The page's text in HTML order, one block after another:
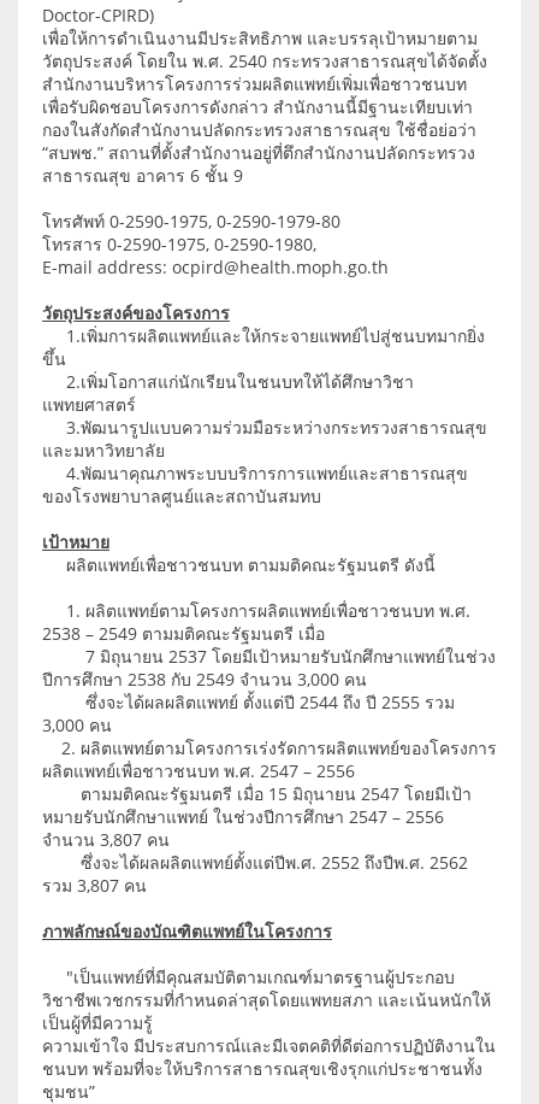
Doctor-CPIRD)
เพื่อให้การดำเนินงานมีประสิทธิภาพ และบรรลุเป้าหมายตาม
วัตถุประสงค์ โดยใน พ.ศ. 2540 กระทรวงสาธารณสุขได้จัดตั้ง
สำนักงานบริหารโครงการร่วมผลิตแพทย์เพิ่มเพื่อชาวชนบท
เพื่อรับผิดชอบโครงการดังกล่าว สำนักงานนี้มีฐานะเทียบเท่า
กองในสังกัดสำนักงานปลัดกระทรวงสาธารณสุข ใช้ชื่อย่อว่า
“สบพช.” สถานที่ตั้งสำนักงานอยู่ที่ตึกสำนักงานปลัดกระทรวง
สาธารณสุข อาคาร 6 ชั้น 9
โทรศัพท์ 0-2590-1975, 0-2590-1979-80
โทรสาร 0-2590-1975, 0-2590-1980,
E-mail address: ocpird@health.moph.go.th
วัตถุประสงค์ของโครงการ
1.เพิ่มการผลิตแพทย์และให้กระจายแพทย์ไปสู่ชนบทมากยิ่ง
ขึ้น
2.เพิ่มโอกาสแก่นักเรียนในชนบทให้ได้ศึกษาวิชา
แพทยศาสตร์
3.พัฒนารูปแบบความร่วมมือระหว่างกระทรวงสาธารณสุข
และมหาวิทยาลัย
4.พัฒนาคุณภาพระบบบริการการแพทย์และสาธารณสุข
ของโรงพยาบาลศูนย์และสถาบันสมทบ
เป้าหมาย
ผลิตแพทย์เพื่อชาวชนบท ตามมติคณะรัฐมนตรี ดังนี้
1. ผลิตแพทย์ตามโครงการผลิตแพทย์เพื่อชาวชนบท พ.ศ.
2538 – 2549 ตามมติคณะรัฐมนตรี เมื่อ
7 มิถุนายน 2537 โดยมีเป้าหมายรับนักศึกษาแพทย์ในช่วง
ปีการศึกษา 2538 กับ 2549 จำนวน 3,000 คน
ซึ่งจะได้ผลผลิตแพทย์ ตั้งแต่ปี 2544 ถึง ปี 2555 รวม
3,000 คน
2. ผลิตแพทย์ตามโครงการเร่งรัดการผลิตแพทย์ของโครงการ
ผลิตแพทย์เพื่อชาวชนบท พ.ศ. 2547 – 2556
ตามมติคณะรัฐมนตรี เมื่อ 15 มิถุนายน 2547 โดยมีเป้า
หมายรับนักศึกษาแพทย์ ในช่วงปีการศึกษา 2547 – 2556
จำนวน 3,807 คน
ซึ่งจะได้ผลผลิตแพทย์ตั้งแต่ปีพ.ศ. 2552 ถึงปีพ.ศ. 2562
รวม 3,807 คน
ภาพลักษณ์ของบัณฑิตแพทย์ในโครงการ
"เป็นแพทย์ที่มีคุณสมบัติตามเกณฑ์มาตรฐานผู้ประกอบ
วิชาชีพเวชกรรมที่กำหนดล่าสุดโดยแพทยสภา และเน้นหนักให้
เป็นผู้ที่มีความรู้
ความเข้าใจ มีประสบการณ์และมีเจตคติที่ดีต่อการปฏิบัติงานใน
ชนบท พร้อมที่จะให้บริการสาธารณสุขเชิงรุกแก่ประชาชนทั้ง
ชุมชน”